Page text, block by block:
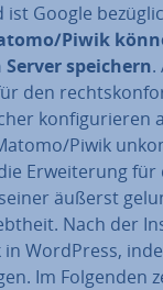
Google
Piwik
speichern.
den
kon­fi­gu­rie­ren
Piwik
Er­wei­te­rung
äußerst
Nach der
WordPress,
Im Folgenden